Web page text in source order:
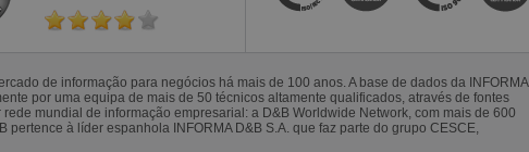
de informação para negócios há mais de 100 anos. A base de dados da INFORMA
por uma equipa de mais de 50 técnicos altamente qualificados, através de fontes
mundial de informação empresarial: a D&B Worldwide Network, com mais de 600
à líder espanhola INFORMA D&B S.A. que faz parte do grupo CESCE,